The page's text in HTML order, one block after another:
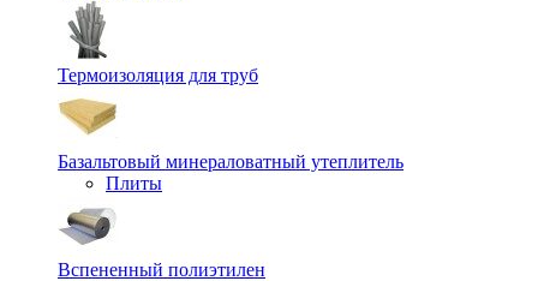
Термоизоляция для труб
Базальтовый минераловатный утеплитель
Плиты
Вспененный полиэтилен